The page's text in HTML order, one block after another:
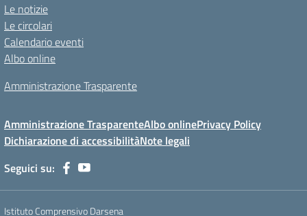
Le notizie
Le circolari
Calendario eventi
Albo online
Amministrazione Trasparente
Amministrazione TrasparenteAlbo onlinePrivacy Policy
Dichiarazione di accessibilitàNote legali
Seguici su:
Istituto Comprensivo Darsena